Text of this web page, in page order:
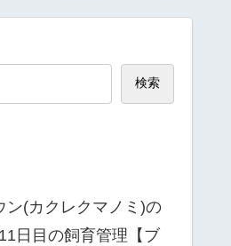
検索
ン(カクレクマノミ)の
日目の飼育管理【ブ